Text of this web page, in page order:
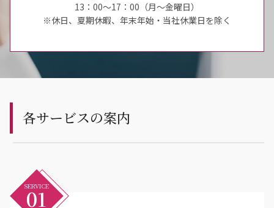
13：00～17：00（月～金曜日）
※休日、夏期休暇、年末年始・当社休業日を除く
各サービスの案内
SERVICE
01